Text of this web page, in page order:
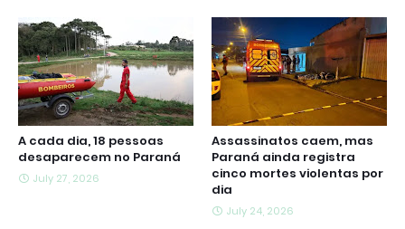
A cada dia, 18 pessoas
desaparecem no Paraná
July 27, 2026
Assassinatos caem, mas
Paraná ainda registra
cinco mortes violentas por
dia
July 24, 2026